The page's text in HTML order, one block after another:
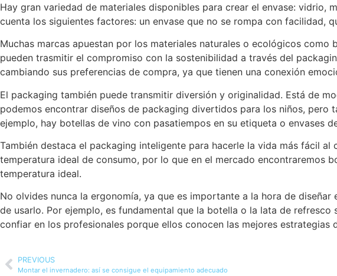
Hay gran variedad de materiales disponibles para crear el envase:
cuenta los siguientes factores: un envase que no se rompa con facilidad,
Muchas marcas apuestan por los materiales naturales o ecológicos
pueden trasmitir el compromiso con la sostenibilidad a través del
cambiando sus preferencias de compra, ya que tienen una conexión
El packaging también puede transmitir diversión y originalidad. Está de
podemos encontrar diseños de packaging divertidos para los niños,
ejemplo, hay botellas de vino con pasatiempos en su etiqueta o envases
También destaca el packaging inteligente para hacerle la vida más fácil
temperatura ideal de consumo, por lo que en el mercado encontraremos
temperatura ideal.
No olvides nunca la ergonomía, ya que es importante a la hora de
de usarlo. Por ejemplo, es fundamental que la botella o la lata de
confiar en los profesionales porque ellos conocen las mejores
PREVIOUS
Montar el invernadero: así se consigue el equipamiento adecuado